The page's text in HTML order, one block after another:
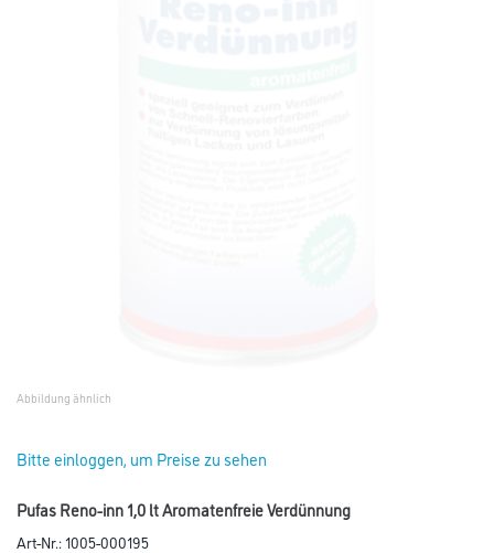
Abbildung ähnlich
Bitte einloggen, um Preise zu sehen
Pufas Reno-inn 1,0 lt Aromatenfreie Verdünnung
Art-Nr.:1005-000195